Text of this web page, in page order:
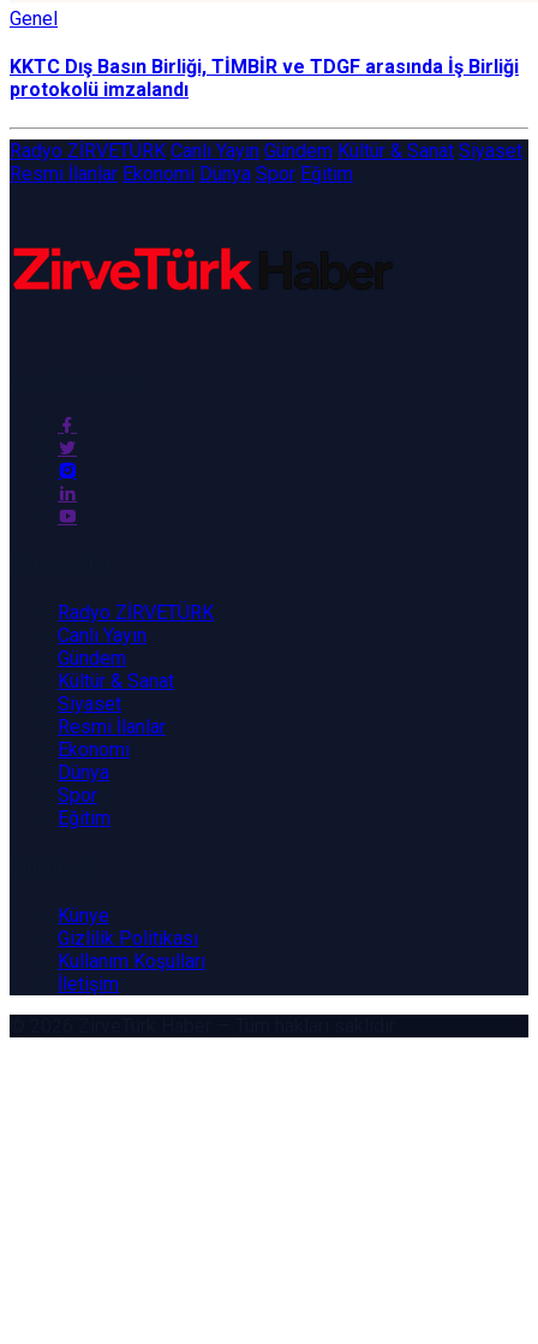
Genel
KKTC Dış Basın Birliği, TİMBİR ve TDGF arasında İş Birliği
protokolü imzalandı
Radyo ZİRVETÜRK Canlı Yayın Gündem Kültür & Sanat Siyaset
Resmi İlanlar Ekonomi Dünya Spor Eğitim
Radyo ZİRVETÜRK
Canlı Yayın
Gündem
Kültür & Sanat
Siyaset
Resmi İlanlar
Ekonomi
Dünya
Spor
Eğitim
Künye
Gizlilik Politikası
Kullanım Koşulları
İletişim